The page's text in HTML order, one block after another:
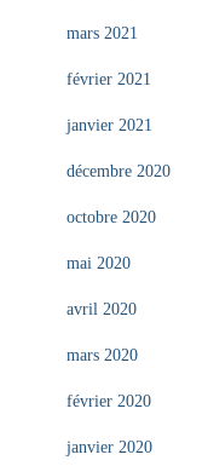
mars 2021
février 2021
janvier 2021
décembre 2020
octobre 2020
mai 2020
avril 2020
mars 2020
février 2020
janvier 2020